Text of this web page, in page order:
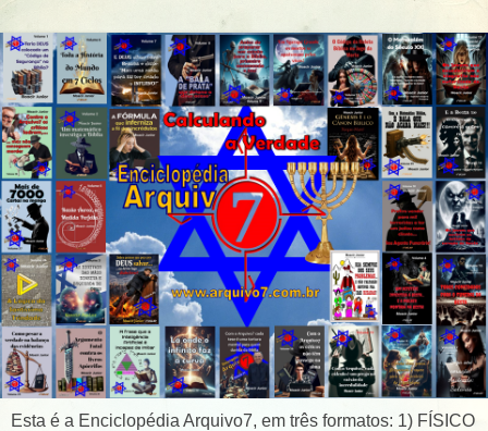
Esta é a Enciclopédia Arquivo7, em três formatos: 1) FÍSICO